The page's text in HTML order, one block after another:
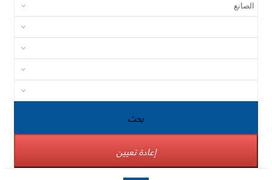
بحث
إعادة تعيين